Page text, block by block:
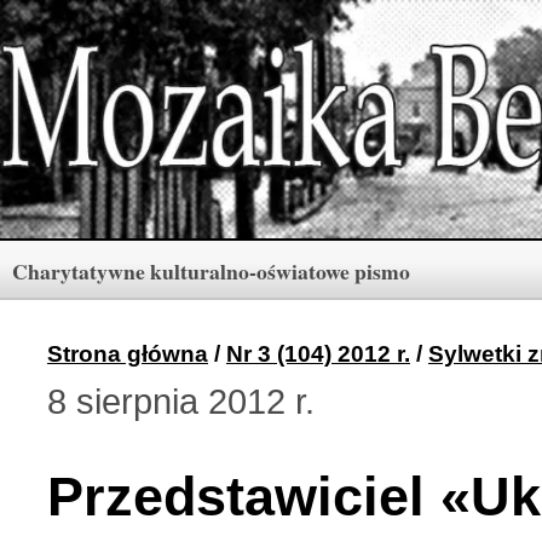
Charytatywne kulturalno-oświatowe pismo
Rubryki
Berdyczów w kronikach
Numery
1 (164) 2026 r. (10)
Menu
Strona główna / Nr 3 (104) 2012 r. / Sylwetki
8 sierpnia 2012 r.
Przedstawiciel